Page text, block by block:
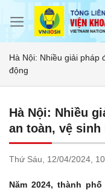
Hà Nội: Nhiều giải pháp
động
Hà Nội: Nhiều
an toàn, vệ sinh
Thứ Sáu, 12/04/2024,
Năm 2024, thành